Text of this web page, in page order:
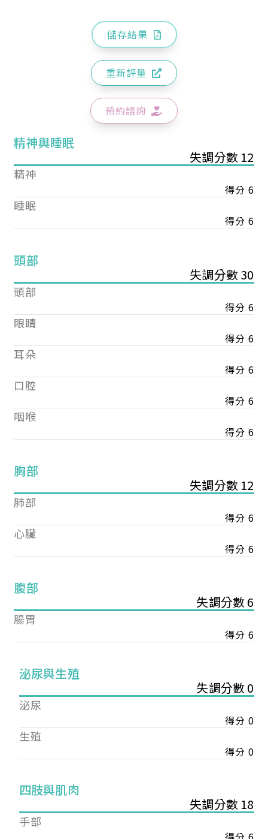
儲存結果
重新評量
預約諮詢
精神與睡眠
失調分數 12
精神
得分 6
睡眠
得分 6
頭部
失調分數 30
頭部
得分 6
眼睛
得分 6
耳朵
得分 6
口腔
得分 6
咽喉
得分 6
胸部
失調分數 12
肺部
得分 6
心臟
得分 6
腹部
失調分數 6
腸胃
得分 6
泌尿與生殖
失調分數 0
泌尿
得分 0
生殖
得分 0
四肢與肌肉
失調分數 18
手部
您已成功送出會員申請
您好，您的會員申請，已成功送出，經本協會理事
會審核通過後即通知您進行繳費，繳費資訊如下